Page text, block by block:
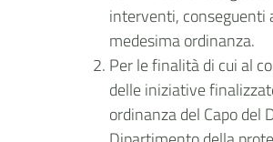
interventi, conseguenti
medesima ordinanza.
Per le finalità di cui al
delle iniziative
ordinanza del Capo